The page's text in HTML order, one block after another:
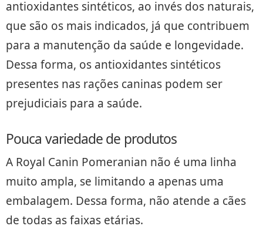
antioxidantes sintéticos, ao invés dos naturais,
que são os mais indicados, já que contribuem
para a manutenção da saúde e longevidade.
Dessa forma, os antioxidantes sintéticos
presentes nas rações caninas podem ser
prejudiciais para a saúde.
Pouca variedade de produtos
A Royal Canin Pomeranian não é uma linha
muito ampla, se limitando a apenas uma
embalagem. Dessa forma, não atende a cães
de todas as faixas etárias.